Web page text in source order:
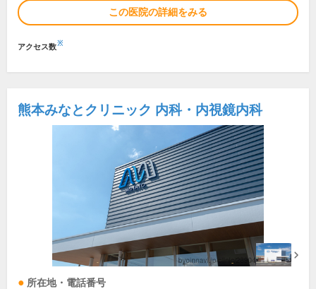
この医院の詳細をみる
アクセス数※
熊本みなとクリニック 内科・内視鏡内科
所在地・電話番号